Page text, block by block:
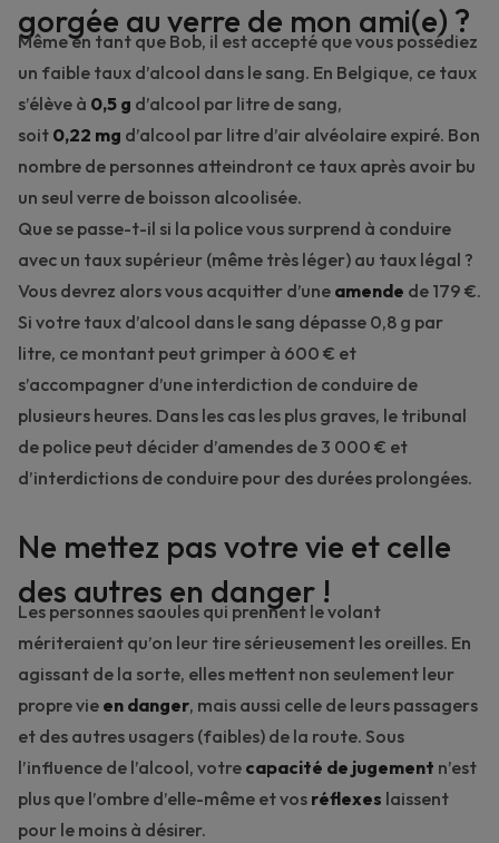
gorgée au verre de mon ami(e) ?
Même en tant que Bob, il est accepté que vous possédiez
un faible taux d’alcool dans le sang. En Belgique, ce taux
s’élève à 0,5 g d’alcool par litre de sang,
soit 0,22 mg d’alcool par litre d’air alvéolaire expiré. Bon
nombre de personnes atteindront ce taux après avoir bu
un seul verre de boisson alcoolisée.
Que se passe-t-il si la police vous surprend à conduire
avec un taux supérieur (même très léger) au taux légal ?
Vous devrez alors vous acquitter d’une amende de 179 €.
Si votre taux d’alcool dans le sang dépasse 0,8 g par
litre, ce montant peut grimper à 600 € et
s’accompagner d’une interdiction de conduire de
plusieurs heures. Dans les cas les plus graves, le tribunal
de police peut décider d’amendes de 3 000 € et
d’interdictions de conduire pour des durées prolongées.
Ne mettez pas votre vie et celle
des autres en danger !
Les personnes saoules qui prennent le volant
mériteraient qu’on leur tire sérieusement les oreilles. En
agissant de la sorte, elles mettent non seulement leur
propre vie en danger, mais aussi celle de leurs passagers
et des autres usagers (faibles) de la route. Sous
l’influence de l’alcool, votre capacité de jugement n’est
plus que l’ombre d’elle-même et vos réflexes laissent
pour le moins à désirer.